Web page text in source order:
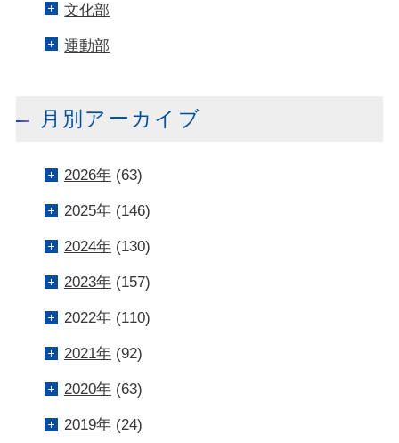
文化部
運動部
月別アーカイブ
2026年(63)
2025年(146)
2024年(130)
2023年(157)
2022年(110)
2021年(92)
2020年(63)
2019年(24)